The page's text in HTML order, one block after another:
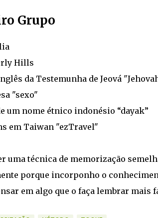
Grupo
Hills
da Testemunha de Jeová
"sexo"
um nome étnico indonésio “dayak”
em Taiwan "ezTravel"
uma técnica de memorização
porque incorponho o
em algo que o faça lembrar mais